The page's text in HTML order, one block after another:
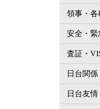
領事・各
安全・緊
査証・
日台関
日台友情